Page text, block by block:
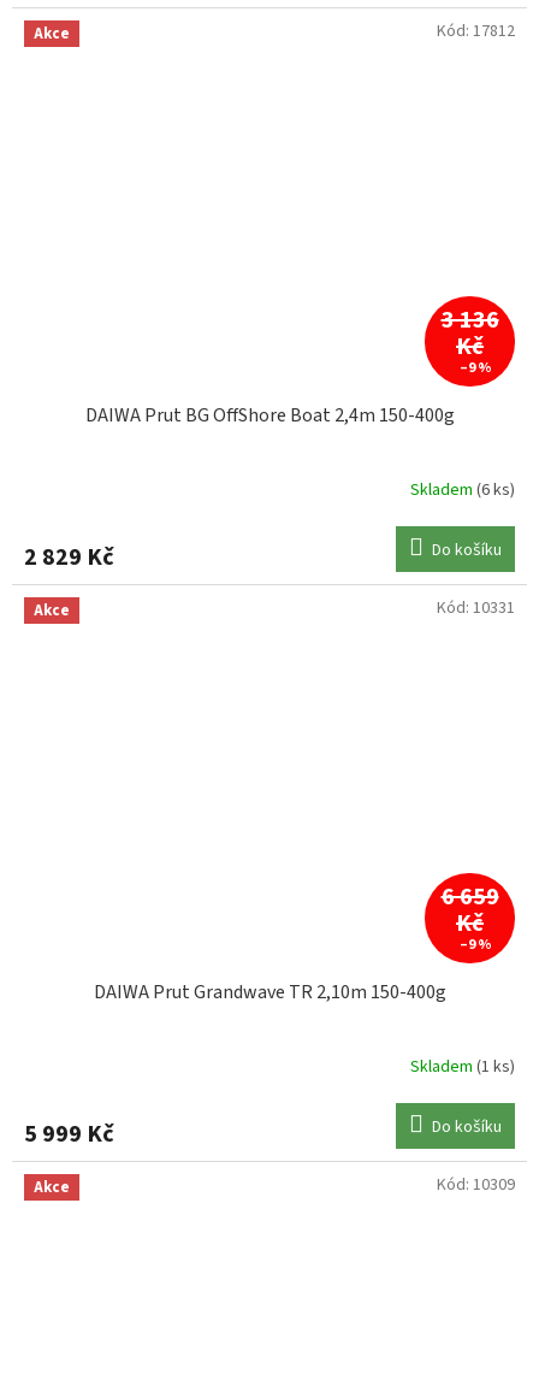
Akce
3 136
Kč
–9 %
DAIWA Prut BG OffShore Boat 2,4m 150-400g
Skladem (6 ks)
2 829 Kč Do košíku
Kód: 17812
Akce
6 659
Kč
–9 %
DAIWA Prut Grandwave TR 2,10m 150-400g
Skladem (1 ks)
5 999 Kč Do košíku
Kód: 10331
Akce Kód: 10309